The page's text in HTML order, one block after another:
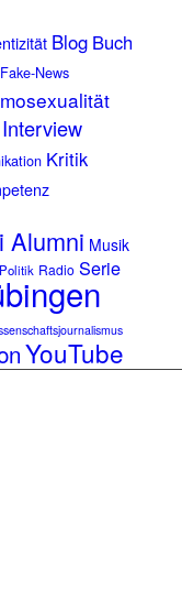
Blog Buch
Fake-News
Interview
Kritik
Alumni Musik
Politik Radio Serie
YouTube